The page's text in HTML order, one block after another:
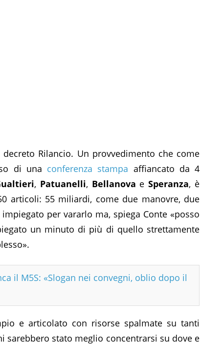
Rilancio. Un provvedimento che come
di una conferenza stampa affiancato da 4
, Patuanelli, Bellanova eSperanza, è
articoli: 55 miliardi, come due manovre, due
per vararlo ma, spiega Conte «posso
un minuto di più di quello strettamente
il M5S: «Slogan nei convegni, oblio dopo il
e articolato con risorse spalmate su tanti
sarebbero stato meglio concentrarsi su dove e